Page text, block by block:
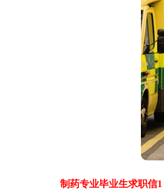
制药专业毕业生求职信1